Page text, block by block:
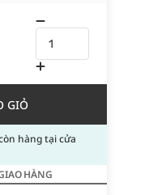
GIỎ
hàng tại cửa
HÀNG